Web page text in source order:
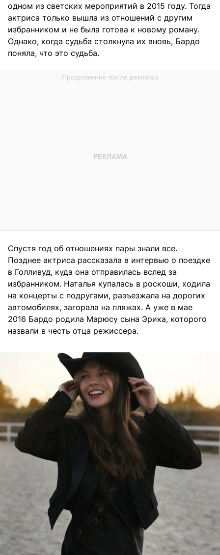
одном из светских мероприятий в 2015 году. Тогда
актриса только вышла из отношений с другим
избранником и не была готова к новому роману.
Однако, когда судьба столкнула их вновь, Бардо
поняла, что это судьба.
Спустя год об отношениях пары знали все.
Позднее актриса рассказала в интервью о поездке
в Голливуд, куда она отправилась вслед за
избранником. Наталья купалась в роскоши, ходила
на концерты с подругами, разъезжала на дорогих
автомобилях, загорала на пляжах. А уже в мае
2016 Бардо родила Марюсу сына Эрика, которого
назвали в честь отца режиссера.